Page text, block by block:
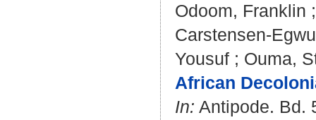
Odoom, Franklin
Carstensen-
Yousuf ; Ouma,
African
In: Antipode. Bd.